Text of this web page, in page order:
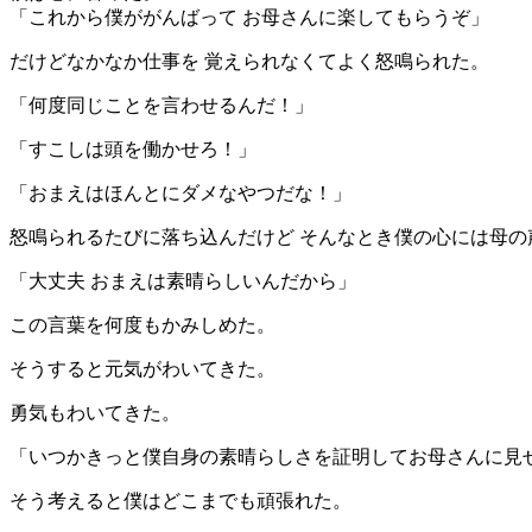
「これから僕ががんばって お母さんに楽してもらうぞ」
だけどなかなか仕事を 覚えられなくてよく怒鳴られた。
「何度同じことを言わせるんだ！」
「すこしは頭を働かせろ！」
「おまえはほんとにダメなやつだな！」
怒鳴られるたびに落ち込んだけど そんなとき僕の心には母の
「大丈夫 おまえは素晴らしいんだから」
この言葉を何度もかみしめた。
そうすると元気がわいてきた。
勇気もわいてきた。
「いつかきっと僕自身の素晴らしさを証明してお母さんに見
そう考えると僕はどこまでも頑張れた。